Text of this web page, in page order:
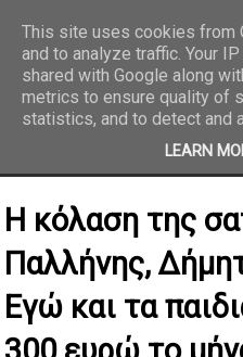
Η κόλαση της
Παλλήνης,
Εγώ και τα
This site uses cookies from
and to analyze traffic. Your
shared with Google along
metrics to ensure quality of
statistics, and to detect and
LEARN